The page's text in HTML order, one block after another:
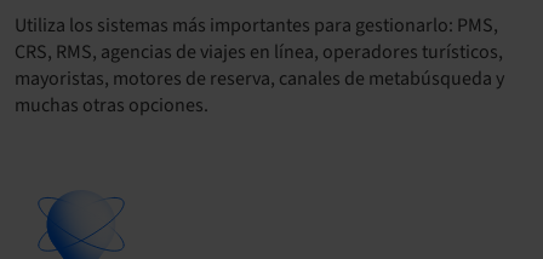
Utiliza los sistemas más importantes para gestionarlo: PMS,
CRS, RMS, agencias de viajes en línea, operadores turísticos,
mayoristas, motores de reserva, canales de metabúsqueda y
muchas otras opciones.